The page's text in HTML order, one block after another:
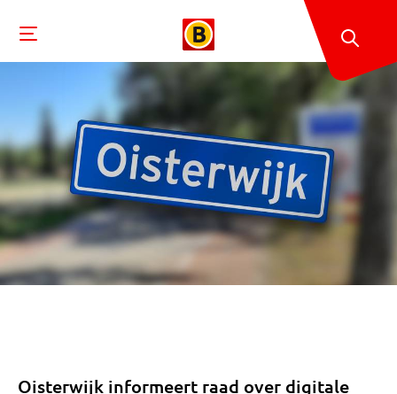
Oisterwijk informeert raad over digitale